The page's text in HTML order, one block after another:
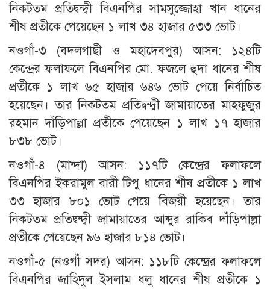
নিকটতম প্রতিদ্বন্দ্বী বিএনপির সামসুজ্জোহা খান ধানের
শীষ প্রতীকে পেয়েছেন ১ লাখ ৩৪ হাজার ৫৩৩ ভোট।
নওগাঁ-৩ (বদলগাছী ও মহাদেবপুর) আসন: ১২৪টি
কেন্দ্রের ফলাফলে বিএনপির মো. ফজলে হুদা ধানের শীষ
প্রতীকে ১ লাখ ৬৫ হাজার ৬৪৬ ভোট পেয়ে নির্বাচিত
হয়েছেন। তার নিকটতম প্রতিদ্বন্দ্বী জামায়াতের মাহফুজুর
রহমান দাঁড়িপাল্লা প্রতীকে পেয়েছেন ১ লাখ ১৭ হাজার
৮৩৮ ভোট।
নওগাঁ-৪ (মান্দা) আসন: ১১৭টি কেন্দ্রের ফলাফলে
বিএনপির ইকরামুল বারী টিপু ধানের শীষ প্রতীকে ১ লাখ
৩৩ হাজার ৮০১ ভোট পেয়ে বিজয়ী হয়েছেন। তার
নিকটতম প্রতিদ্বন্দ্বী জামায়াতের আব্দুর রাকিব দাঁড়িপাল্লা
প্রতীকে পেয়েছেন ৯৬ হাজার ৮১৪ ভোট।
নওগাঁ-৫ (নওগাঁ সদর) আসন: ১১৮টি কেন্দ্রের ফলাফলে
বিএনপির জাহিদুল ইসলাম ধলু ধানের শীষ প্রতীকে ১